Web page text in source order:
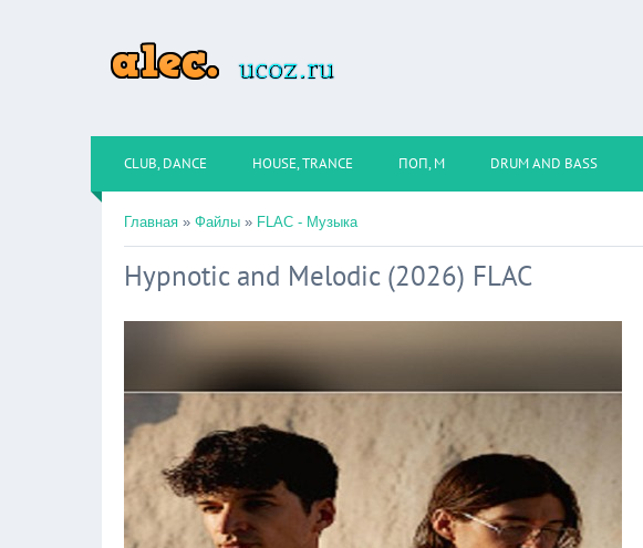
CLUB, DANCE HOUSE, TRANCE ПОП, М DRUM AND BASS
Главная » Файлы » FLAC - Музыка
Hypnotic and Melodic (2026) FLAC